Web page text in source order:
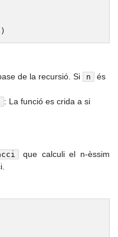
de la recursió. Si n
és
: La funció es crida a si
que calculi el n-èssim